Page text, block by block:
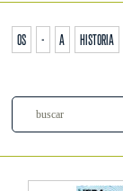
os - a historia